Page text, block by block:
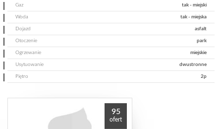
Gaz tak - miejski
Woda tak - miejska
Dojazd asfalt
Otoczenie park
Ogrzewanie miejskie
Usytuowanie dwustronne
Piętro 2p
95
ofert